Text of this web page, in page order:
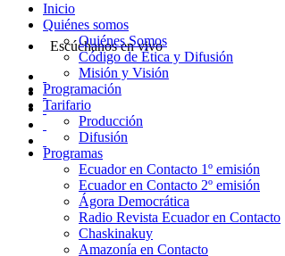
Escúchanos en vivo
Inicio
Quiénes somos
Quiénes Somos
Código de Ética y Difusión
Misión y Visión
Programación
Tarifario
Producción
Difusión
Programas
Ecuador en Contacto 1º emisión
Ecuador en Contacto 2º emisión
Ágora Democrática
Radio Revista Ecuador en Contacto
Chaskinakuy
Amazonía en Contacto